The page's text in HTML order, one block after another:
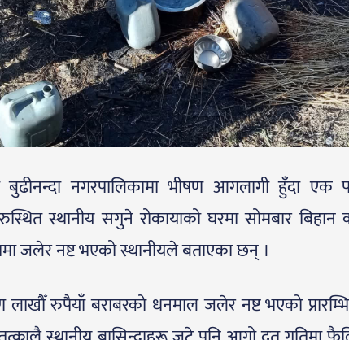
बुढीनन्दा नगरपालिकामा भीषण आगलागी हुँदा एक
स्थानीय सगुने रोकायाको घरमा सोमबार
जलेर नष्ट भएको स्थानीयले बताएका छन् ।
रुपैयाँ बराबरको धनमाल जलेर नष्ट भएको